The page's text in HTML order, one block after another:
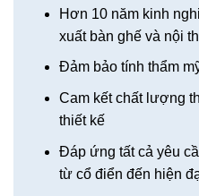
Hơn 10 năm kinh
xuất bàn ghế và nội
Đảm bảo tính thẩm
Cam kết chất lượng
thiết kế
Đáp ứng tất cả yêu
từ cổ điển đến hiện